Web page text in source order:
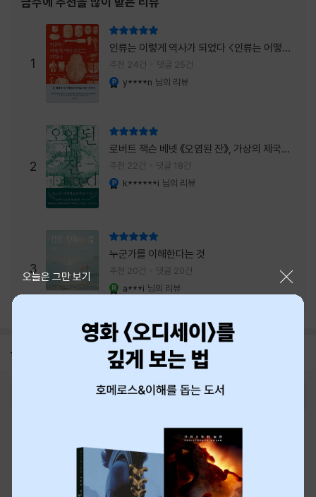
의미하는 제목이었다. 소설은 각자의 '여름'을
잃어버린 다섯 인물들의 이야기를 담고 있다.
👧연인에게 이별을 통보받고 외모를 향한 악성
댓글로 인해 카메라 앞에 설 수 없게 된 요리 유
튜버
1
인류는 이렇게 역사가 되었다 <인류는 어떻게
역사가 되었나>
추천 24건 댓글 25건
y****n 님의 리뷰
2
로버트 잭슨 베넷 《오염된 잔》, 가상의 제국이
주는 실감과 미스터리 사건의 치밀함이 이루어
내는 최상의 시너지...
추천 22건 댓글 18건
k******i 님의 리뷰
3
누군가를 이해한다는 것
추천 20건 댓글 20건
a***i 님의 리뷰
공지 8월 신용카드 무이자할부 안내
오늘은 그만 보기
최근 본 상품
티켓 1544-6399
중고샵 1566-4295
eBook 1:1문의/채팅상담
예스이십사(주) 사업자 정보
이용약관
개인정보처리방침
청소년보호정책